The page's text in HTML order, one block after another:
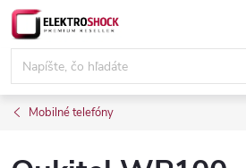
Prejsť
na
obsah
Mobilné telefóny